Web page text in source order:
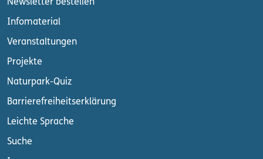
Newsletter bestellen
Infomaterial
Veranstaltungen
Projekte
Naturpark-Quiz
Barrierefreiheitserklärung
Leichte Sprache
Suche